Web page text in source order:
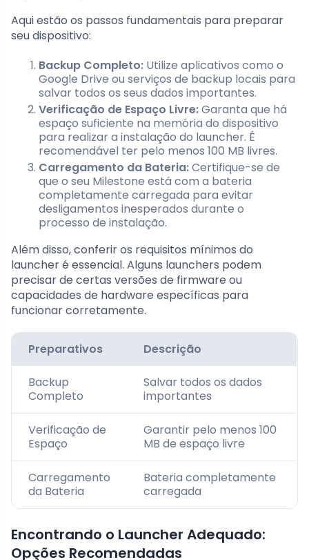
Aqui estão os passos fundamentais para preparar
seu dispositivo:
Backup Completo: Utilize aplicativos como o
Google Drive ou serviços de backup locais para
salvar todos os seus dados importantes.
Verificação de Espaço Livre:Garanta que há
espaço suficiente na memória do dispositivo
para realizar a instalação do launcher. É
recomendável ter pelo menos 100 MB livres.
Carregamento da Bateria:Certifique-se de
que o seu Milestone está com a bateria
completamente carregada para evitar
desligamentos inesperados durante o
processo de instalação.
Além disso, conferir os requisitos mínimos do
launcher é essencial. Alguns launchers podem
precisar de certas versões de firmware ou
capacidades de hardware específicas para
funcionar corretamente.
Preparativos Descrição
Backup
Completo
Salvar todos os dados
importantes
Verificação de
Espaço
Garantir pelo menos 100
MB de espaço livre
Carregamento
da Bateria
Bateria completamente
carregada
Encontrando o Launcher Adequado:
Opções Recomendadas